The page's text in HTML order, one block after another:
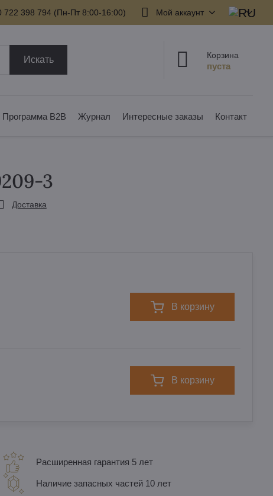
722 398 794​ (Пн-Пт 8:00-16:00) Мой аккаунт
Искать Корзина
Программа B2B Журнал Интересные заказы Контакт
3
Доставка
в корзину
в корзину
Расширенная гарантия 5 лет
Наличие запасных частей 10 лет